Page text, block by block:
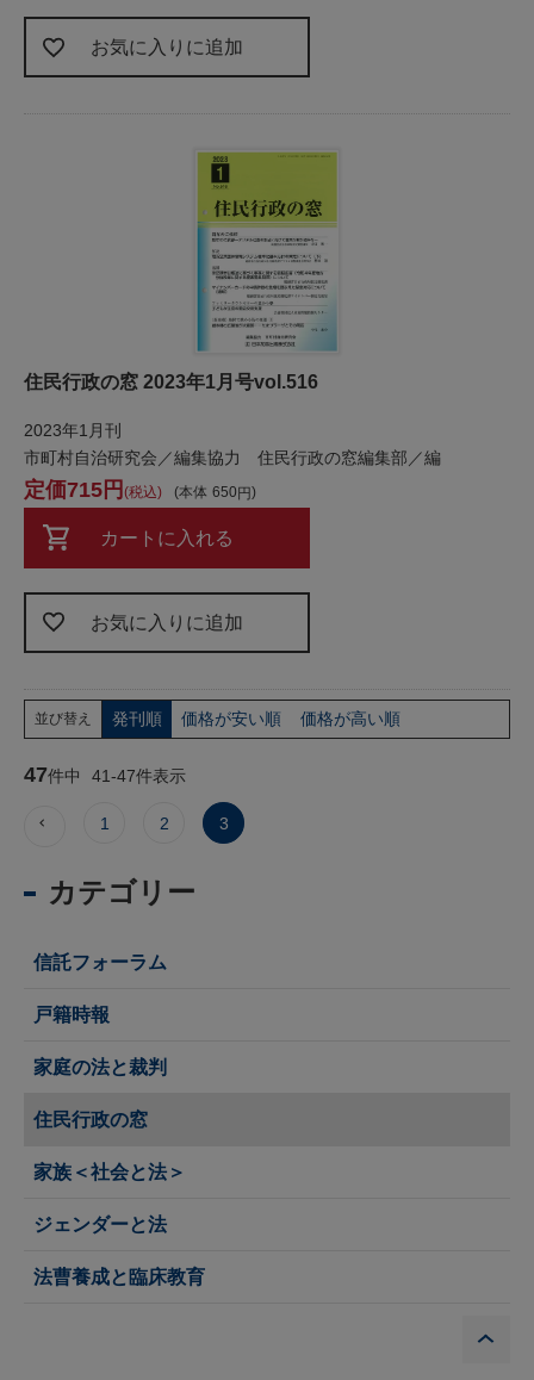
お気に入りに追加
住民行政の窓 2023年1月号vol.516
2023年1月刊
市町村自治研究会／編集協力 住民行政の窓編集部／編
本体 650
715 税込
カートに入れる
お気に入りに追加
並び替え 発刊順 価格が安い順 価格が高い順
47件中 41-47件表示
1 2 3
カテゴリー
信託フォーラム
戸籍時報
家庭の法と裁判
住民行政の窓
家族＜社会と法＞
ジェンダーと法
法曹養成と臨床教育